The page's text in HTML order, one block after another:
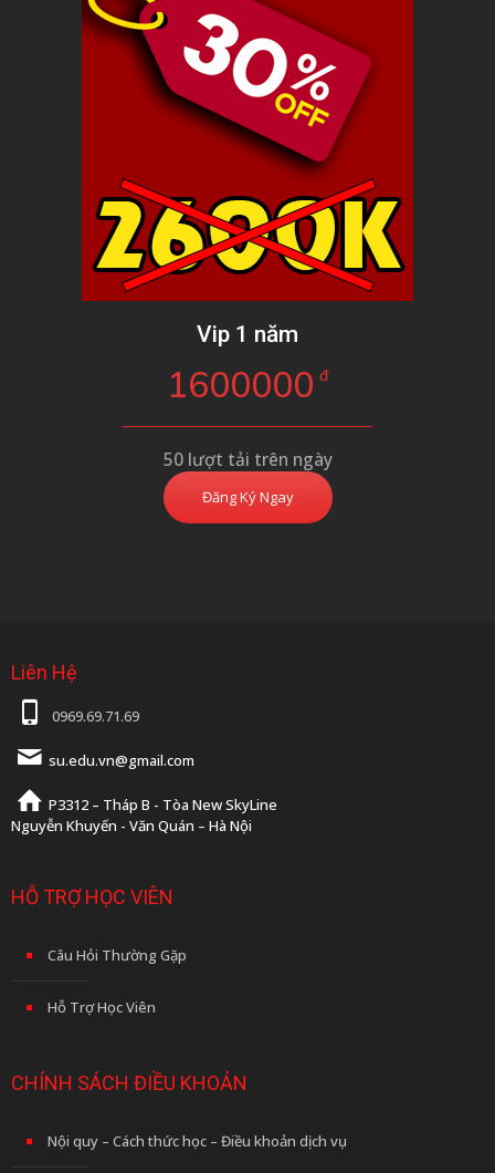
Vip 1 năm
1600000 đ
50 lượt tải trên ngày
Đăng Ký Ngay
Liên Hệ
0969.69.71.69
su.edu.vn@gmail.com
P3312 – Tháp B - Tòa New SkyLine
Nguyễn Khuyến - Văn Quán – Hà Nội
HỖ TRỢ HỌC VIÊN
Câu Hỏi Thường Gặp
Hỗ Trợ Học Viên
CHÍNH SÁCH ĐIỀU KHOẢN
Nội quy – Cách thức học – Điều khoản dịch vụ